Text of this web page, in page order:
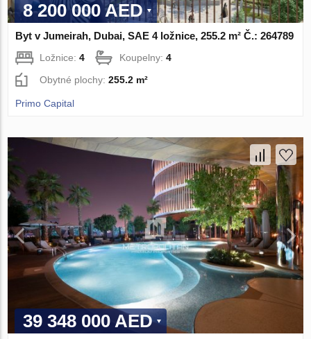
8 200 000 AED
Byt v Jumeirah, Dubai, SAE 4 ložnice, 255.2 m² Č.: 264789
Ložnice:4 Koupelny:4
Obytné plochy:255.2 m²
Primo Capital
39 348 000 AED